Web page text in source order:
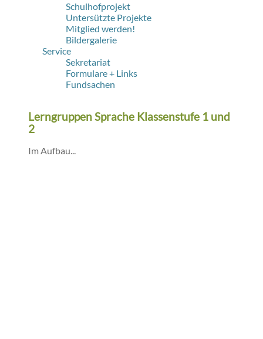
Schulhofprojekt
Untersützte Projekte
Mitglied werden!
Bildergalerie
Service
Sekretariat
Formulare + Links
Fundsachen
Lerngruppen Sprache Klassenstufe 1 und
2
Im Aufbau...